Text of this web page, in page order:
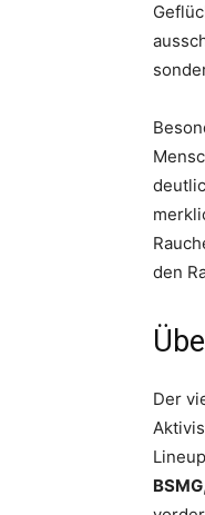
den
Der
BSMG,